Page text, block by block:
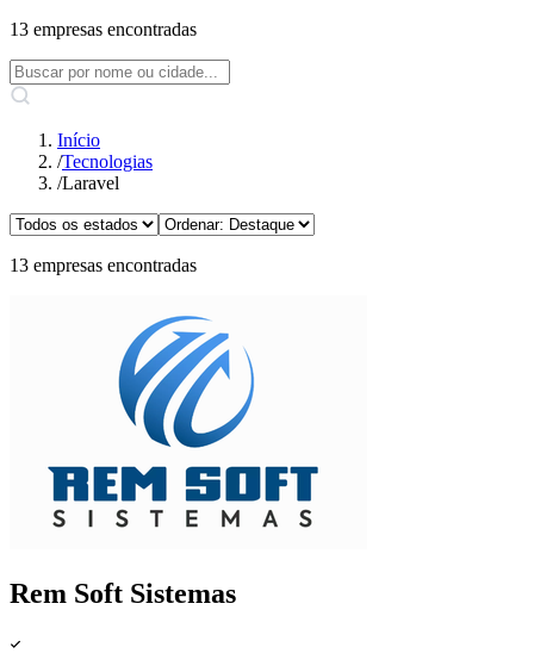
13 empresas encontradas
Início
/Tecnologias
/Laravel
13 empresas encontradas
Rem Soft Sistemas